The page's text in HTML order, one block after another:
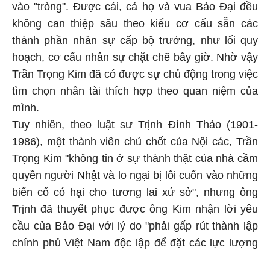
vào "tròng". Được cái, cả họ và vua Bảo Đại đều
không can thiệp sâu theo kiểu cơ cấu sẵn các
thành phần nhân sự cấp bộ trưởng, như lối quy
hoạch, cơ cấu nhân sự chặt chẽ bây giờ. Nhờ vậy
Trần Trọng Kim đã có được sự chủ động trong việc
tìm chọn nhân tài thích hợp theo quan niệm của
mình.
Tuy nhiên, theo luật sư Trịnh Đình Thảo (1901-
1986), một thành viên chủ chốt của Nội các, Trần
Trọng Kim "không tin ở sự thành thật của nhà cầm
quyền người Nhật và lo ngại bị lôi cuốn vào những
biến cố có hại cho tương lai xứ sở", nhưng ông
Trịnh đã thuyết phục được ông Kim nhận lời yêu
cầu của Bảo Đại với lý do "phải gấp rút thành lập
chính phủ Việt Nam độc lập để đặt các lực lượng